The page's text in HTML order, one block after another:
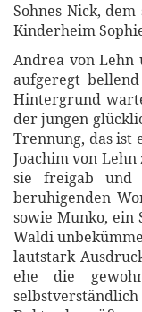
Sohnes Nick,
Kinderheim
Andrea von
aufgeregt
Hintergrund
der jungen
Trennung, das ist
Joachim von
sie freigab und
beruhigenden
sowie Munko, ein
Waldi
lautstark
ehe die